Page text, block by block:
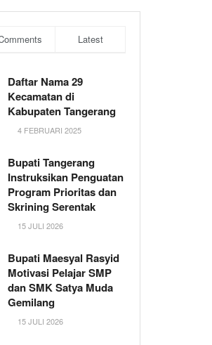
Latest
Daftar Nama 29
Kecamatan di
Kabupaten Tangerang
4 FEBRUARI 2025
Bupati Tangerang
Instruksikan Penguatan
Program Prioritas dan
Skrining Serentak
15 JULI 2026
Bupati Maesyal Rasyid
Motivasi Pelajar SMP
dan SMK Satya Muda
Gemilang
15 JULI 2026